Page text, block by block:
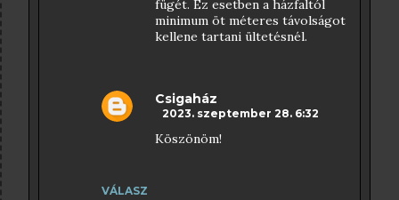
VÁLASZ
fügét. Ez esetben a házfaltól
minimum öt méteres távolságot
kellene tartani ültetésnél.
Csigaház
2023. szeptember 28. 6:32
Köszönöm!